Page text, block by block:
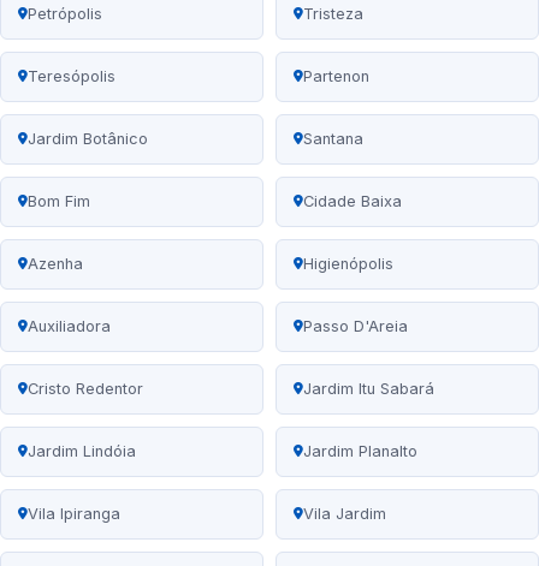
Petrópolis Tristeza
Teresópolis Partenon
Jardim Botânico Santana
Bom Fim Cidade Baixa
Azenha Higienópolis
Auxiliadora Passo D'Areia
Cristo Redentor Jardim Itu Sabará
Jardim Lindóia Jardim Planalto
Vila Ipiranga Vila Jardim